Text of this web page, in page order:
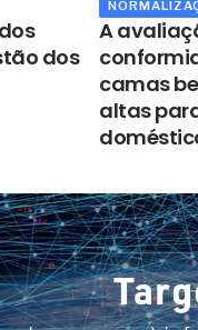
dos
A
camas
altas